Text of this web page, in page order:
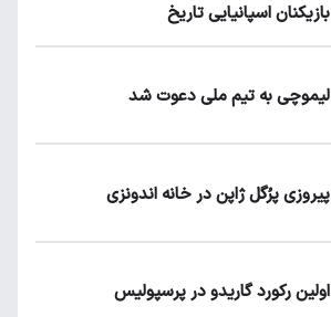
بازیکنان اسپانیایی تاریخ
لیموچی به تیم ملی دعوت شد
پیروزی پرُگل ژاپن در خانه اندونزی
اولین رکورد گاریدو در پرسپولیس